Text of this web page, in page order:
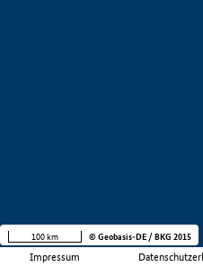
Impressum
100 km © Geobasis-DE / BKG 2015